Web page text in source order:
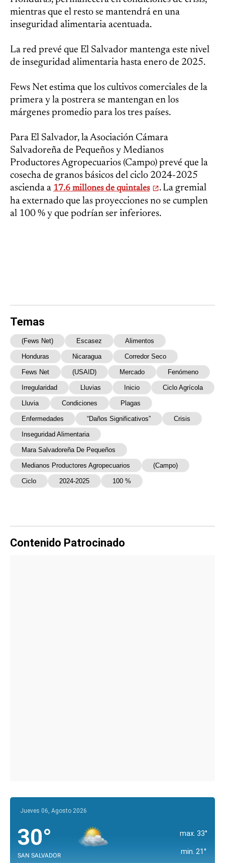
mientras que el resto se mantendrá en una
inseguridad alimentaria acentuada.
La red prevé que El Salvador mantenga este nivel
de inseguridad alimentaria hasta enero de 2025.
Fews Net estima que los cultivos comerciales de la
primera y la postrera se mantengan en los
márgenes promedio para los tres países.
Para El Salvador, la Asociación Cámara
Salvadoreña de Pequeños y Medianos
Productores Agropecuarios (Campo) prevé que la
cosecha de granos básicos del ciclo 2024-2025
ascienda a 17.6 millones de quintales
. La gremial
ha externado que las proyecciones no se cumplen
al 100 % y que podrían ser inferiores.
Temas
(Fews Net) Escasez Alimentos
Honduras Nicaragua Corredor Seco
Fews Net (USAID) Mercado Fenómeno
Irregularidad Lluvias Inicio Ciclo Agrícola
Lluvia Condiciones Plagas
Enfermedades “daños Significativos” Crisis
Inseguridad Alimentaria
Mara Salvadoreña De Pequeños
Medianos Productores Agropecuarios (Campo)
Ciclo 2024-2025 100 %
Contenido Patrocinado
Jueves 06, Agosto 2026
30°
SAN SALVADOR
max. 33°
min. 21°